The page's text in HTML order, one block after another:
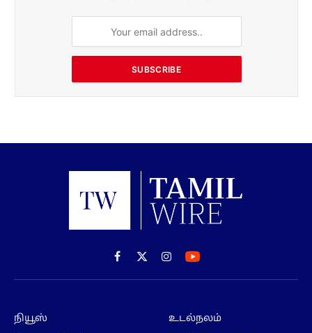
SUBSCRIBE
Facebook
X
(Twitter)
Instagram
நியூஸ்
உடல்நலம்